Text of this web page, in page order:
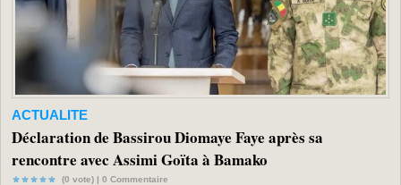
ACTUALITE
Déclaration de Bassirou Diomaye Faye après sa
rencontre avec Assimi Goïta à Bamako
(0 vote) | 0 Commentaire